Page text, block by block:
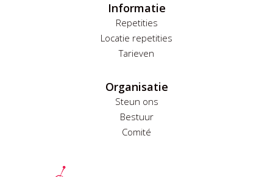
Informatie
Repetities
Locatie repetities
Tarieven
Organisatie
Steun ons
Bestuur
Comité